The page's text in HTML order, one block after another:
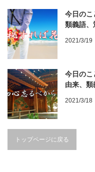
今日のこ
類義語、
2021/3/19
今日のこ
由来、
2021/3/18
トップページに戻る